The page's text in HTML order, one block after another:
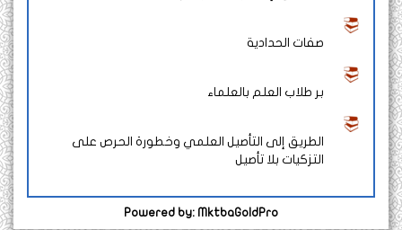
صفات الحدادية
بر طلاب العلم بالعلماء
الطريق إلى التأصيل العلمي وخطورة الحرص على
التزكيات بلا تأصيل
Powered by: MktbaGoldPro